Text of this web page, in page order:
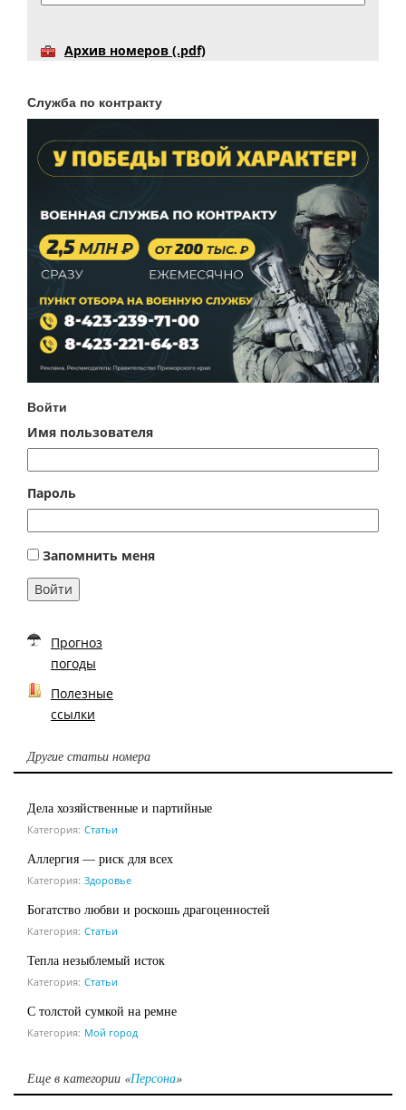
Архив номеров (.pdf)
Служба по контракту
Войти
Имя пользователя
Пароль
Запомнить меня
Войти
Прогноз
погоды
Полезные
ссылки
Другие статьи номера
Дела хозяйственные и партийные
Категория: Статьи
Аллергия — риск для всех
Категория: Здоровье
Богатство любви и роскошь драгоценностей
Категория: Статьи
Тепла незыблемый исток
Категория: Статьи
С толстой сумкой на ремне
Категория: Мой город
Еще в категории «Персона»